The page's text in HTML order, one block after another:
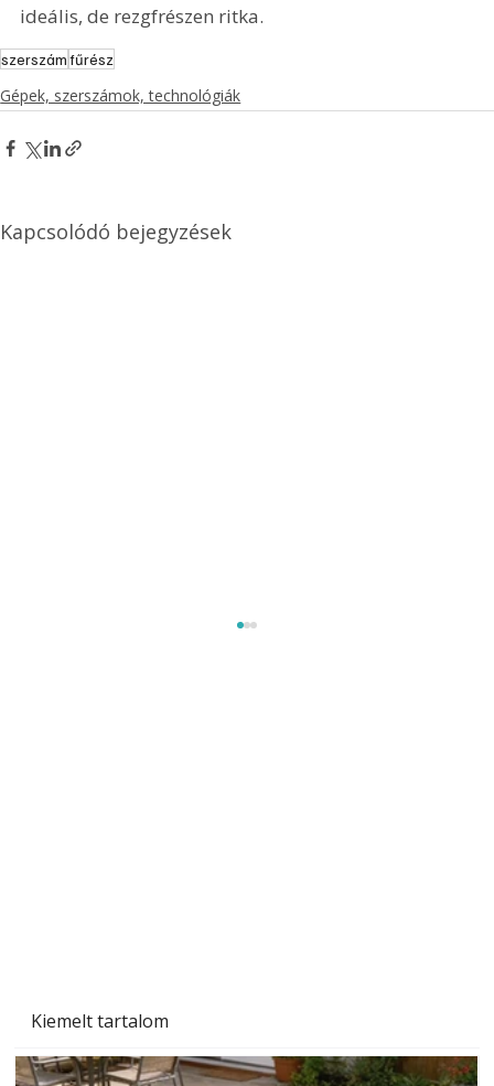
Kiemelt tartalom
ideális, de rezgfrészen ritka.
szerszámfűrész
Gépek, szerszámok, technológiák
Kapcsolódó bejegyzések